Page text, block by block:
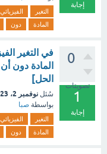
إجابة
التغير الفيزيائي
المادة
دون
0
تصويتات
1
إجابة
في التغير
المادة دون
الحل]
سُئل نوفمبر 2، 2023
بواسطة صبا
التغير الفيزيائي
المادة
دون